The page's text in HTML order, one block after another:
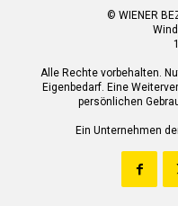
© WIENER
Alle Rechte vorbehalten.
Eigenbedarf. Eine
persönlichen
Ein Unternehmen